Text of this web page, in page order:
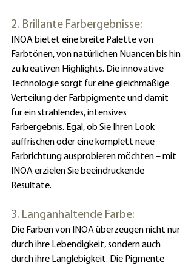
2. Brillante Farbergebnisse:
INOA bietet eine breite Palette von
Farbtönen, von natürlichen Nuancen bis hin
zu kreativen Highlights. Die innovative
Technologie sorgt für eine gleichmäßige
Verteilung der Farbpigmente und damit
für ein strahlendes, intensives
Farbergebnis. Egal, ob Sie Ihren Look
auffrischen oder eine komplett neue
Farbrichtung ausprobieren möchten – mit
INOA erzielen Sie beeindruckende
Resultate.
3. Langanhaltende Farbe:
Die Farben von INOA überzeugen nicht nur
durch ihre Lebendigkeit, sondern auch
durch ihre Langlebigkeit. Die Pigmente